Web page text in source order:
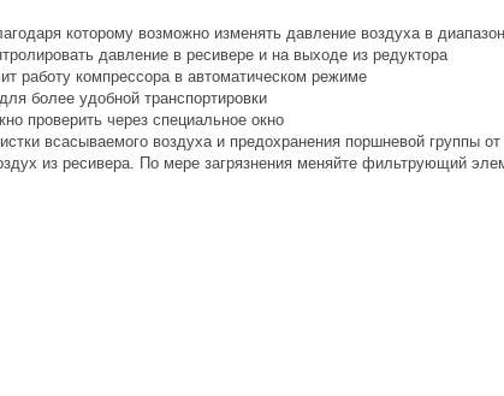
которому возможно изменять давление воздуха в
давление в ресивере и на выходе из редуктора
работу компрессора в автоматическом режиме
более удобной транспортировки
проверить через специальное окно
всасываемого воздуха и предохранения поршневой группы
из ресивера. По мере загрязнения меняйте фильтрующий